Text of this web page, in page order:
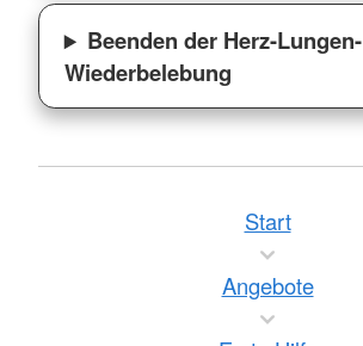
Beenden der Herz-Lungen-
Wiederbelebung
Start
Angebote